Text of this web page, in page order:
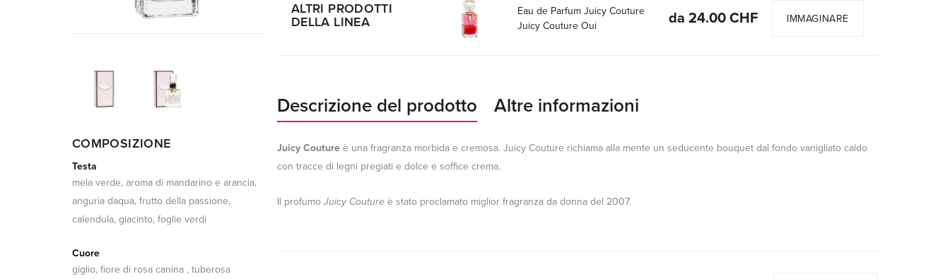
COMPOSIZIONE
Testa
mela verde, aroma di mandarino e arancia,
anguria daqua, frutto della passione,
calendula, giacinto, foglie verdi
Cuore
giglio, fiore di rosa canina , tuberosa
ALTRI PRODOTTI
DELLA LINEA
Eau de Parfum Juicy Couture
Juicy Couture Oui
da 24.00 CHF IMMAGINARE
Descrizione del prodotto Altre informazioni
Juicy Couture è una fragranza morbida e cremosa. Juicy Couture richiama alla mente un seducente bouquet dal fondo vanigliato caldo
con tracce di legni pregiati e dolce e soffice crema.
Il profumo Juicy Couture è stato proclamato miglior fragranza da donna del 2007.